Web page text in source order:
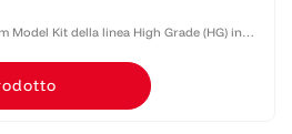
Model Kit della linea High Grade (HG) in
qualità e costo accessibile. Realizzato in